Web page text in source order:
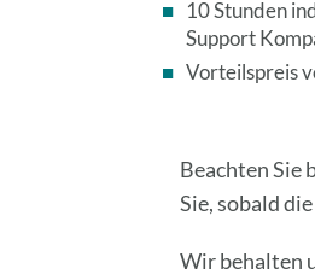
10 Stunden
Support
Vorteilspreis
Beachten Sie
Sie, sobald
Wir behalten